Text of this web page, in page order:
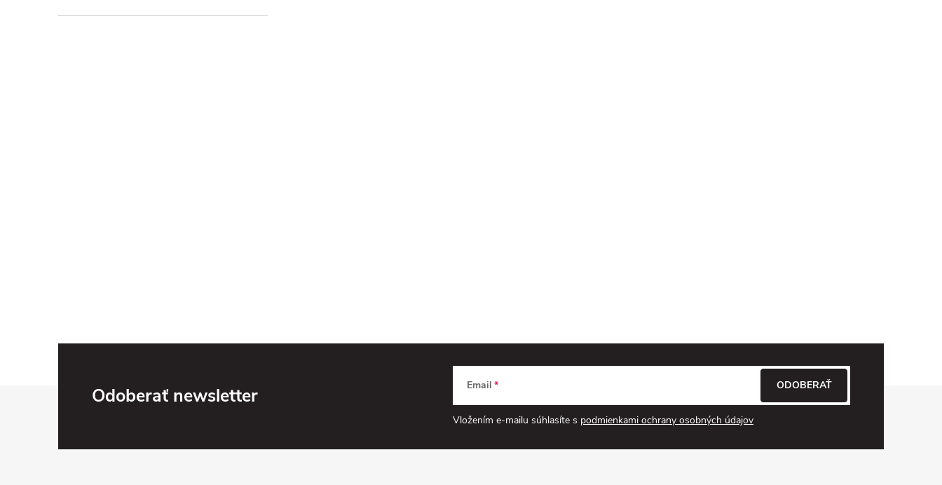
Odoberať newsletter Email
Vložením e-mailu súhlasíte s podmienkami ochrany osobných údajov
ODOBERAŤ